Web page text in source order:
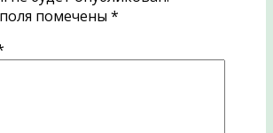
помечены *